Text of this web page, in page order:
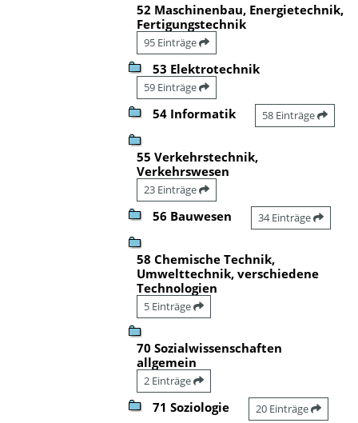
52 Maschinenbau, Energietechnik,
Fertigungstechnik
95 Einträge
53 Elektrotechnik
59 Einträge
54 Informatik 58 Einträge
55 Verkehrstechnik,
Verkehrswesen
23 Einträge
56 Bauwesen 34 Einträge
58 Chemische Technik,
Umwelttechnik, verschiedene
Technologien
5 Einträge
70 Sozialwissenschaften
allgemein
2 Einträge
71 Soziologie 20 Einträge